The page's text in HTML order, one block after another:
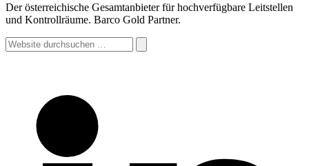
Der österreichische Gesamtanbieter für hochverfügbare Leitstellen
und Kontrollräume. Barco Gold Partner.
Website
durchsuchen